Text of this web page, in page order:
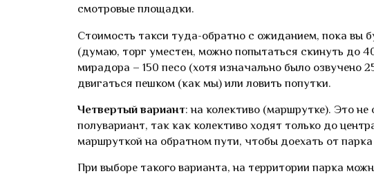
смотровые площадки.
Стоимость такси туда-обратно с ожиданием, пока вы
(думаю, торг уместен, можно попытаться скинуть до
мирадора – 150 песо (хотя изначально было озвучено
двигаться пешком (как мы) или ловить попутки.
Четвертый вариант: на колективо (маршрутке). Это
полувариант, так как колективо ходят только до
маршруткой на обратном пути, чтобы доехать от
При выборе такого варианта, на территории парка